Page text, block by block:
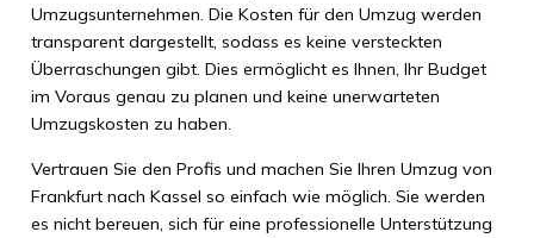
Umzugsunternehmen. Die Kosten für den Umzug werden
transparent dargestellt, sodass es keine versteckten
Überraschungen gibt. Dies ermöglicht es Ihnen, Ihr Budget
im Voraus genau zu planen und keine unerwarteten
Umzugskosten zu haben.
Vertrauen Sie den Profis und machen Sie Ihren Umzug von
Frankfurt nach Kassel so einfach wie möglich. Sie werden
es nicht bereuen, sich für eine professionelle Unterstützung